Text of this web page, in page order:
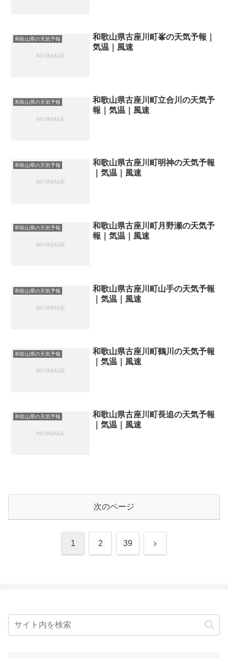
和歌山県の天気予報
和歌山県古座川町峯の天気予報｜
気温｜風速
和歌山県の天気予報
和歌山県古座川町立合川の天気予
報｜気温｜風速
和歌山県の天気予報
和歌山県古座川町明神の天気予報
｜気温｜風速
和歌山県の天気予報
和歌山県古座川町月野瀬の天気予
報｜気温｜風速
和歌山県の天気予報
和歌山県古座川町山手の天気予報
｜気温｜風速
和歌山県の天気予報
和歌山県古座川町鶴川の天気予報
｜気温｜風速
和歌山県の天気予報
和歌山県古座川町長追の天気予報
｜気温｜風速
次のページ
1 2 39 次